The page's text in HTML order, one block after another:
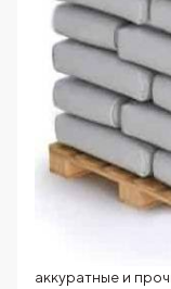
аккуратные и